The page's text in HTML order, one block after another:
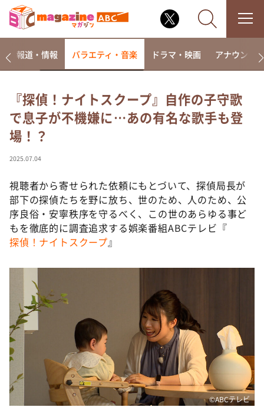
なるみ・岡村の過ぎるTV
相席食堂
これ余談なんですけど・・・
て真剣です
探偵！ナイトスクープ
news おかえり
河合＆A.B.C-Z塚田×福井アナ「なんでやねん！？」
（news おかえり）
DAIGOも台所 ～きょうの献立 何にする？～
本日はダイアンなり！シーズン２
朝だ！生です旅サラダ
教えて！ニュースライブ 正義のミカタ
ＬＩＦＥ～夢のカタチ～
新婚さんいらっしゃい！
ポツンと一軒家
報道・情報 バラエティ・音楽 ドラマ・映画 アナウンサー
『探偵！ナイトスクープ』自作の子守歌
で息子が不機嫌に…あの有名な歌手も登
場！？
2025.07.04
視聴者から寄せられた依頼にもとづいて、探偵局長が
部下の探偵たちを野に放ち、世のため、人のため、公
序良俗・安寧秩序を守るべく、この世のあらゆる事ど
もを徹底的に調査追求する娯楽番組ABCテレビ『
探偵！ナイトスクープ』
©️ABCテレビ